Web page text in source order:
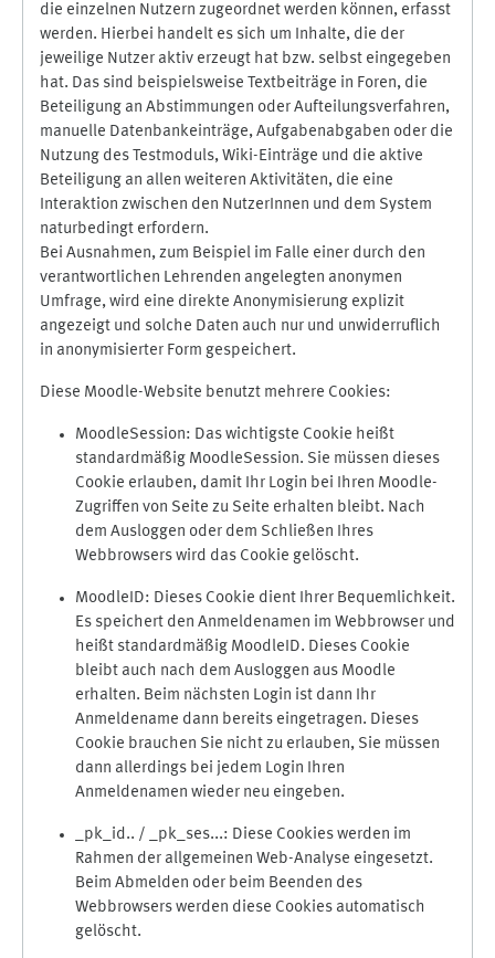
die einzelnen Nutzern zugeordnet werden können, erfasst
werden. Hierbei handelt es sich um Inhalte, die der
jeweilige Nutzer aktiv erzeugt hat bzw. selbst eingegeben
hat. Das sind beispielsweise Textbeiträge in Foren, die
Beteiligung an Abstimmungen oder Aufteilungsverfahren,
manuelle Datenbankeinträge, Aufgabenabgaben oder die
Nutzung des Testmoduls, Wiki-Einträge und die aktive
Beteiligung an allen weiteren Aktivitäten, die eine
Interaktion zwischen den NutzerInnen und dem System
naturbedingt erfordern.
Bei Ausnahmen, zum Beispiel im Falle einer durch den
verantwortlichen Lehrenden angelegten anonymen
Umfrage, wird eine direkte Anonymisierung explizit
angezeigt und solche Daten auch nur und unwiderruflich
in anonymisierter Form gespeichert.
Diese Moodle-Website benutzt mehrere Cookies:
MoodleSession: Das wichtigste Cookie heißt
standardmäßig MoodleSession. Sie müssen dieses
Cookie erlauben, damit Ihr Login bei Ihren Moodle-
Zugriffen von Seite zu Seite erhalten bleibt. Nach
dem Ausloggen oder dem Schließen Ihres
Webbrowsers wird das Cookie gelöscht.
MoodleID: Dieses Cookie dient Ihrer Bequemlichkeit.
Es speichert den Anmeldenamen im Webbrowser und
heißt standardmäßig MoodleID. Dieses Cookie
bleibt auch nach dem Ausloggen aus Moodle
erhalten. Beim nächsten Login ist dann Ihr
Anmeldename dann bereits eingetragen. Dieses
Cookie brauchen Sie nicht zu erlauben, Sie müssen
dann allerdings bei jedem Login Ihren
Anmeldenamen wieder neu eingeben.
_pk_id.. / _pk_ses...: Diese Cookies werden im
Rahmen der allgemeinen Web-Analyse eingesetzt.
Beim Abmelden oder beim Beenden des
Webbrowsers werden diese Cookies automatisch
gelöscht.